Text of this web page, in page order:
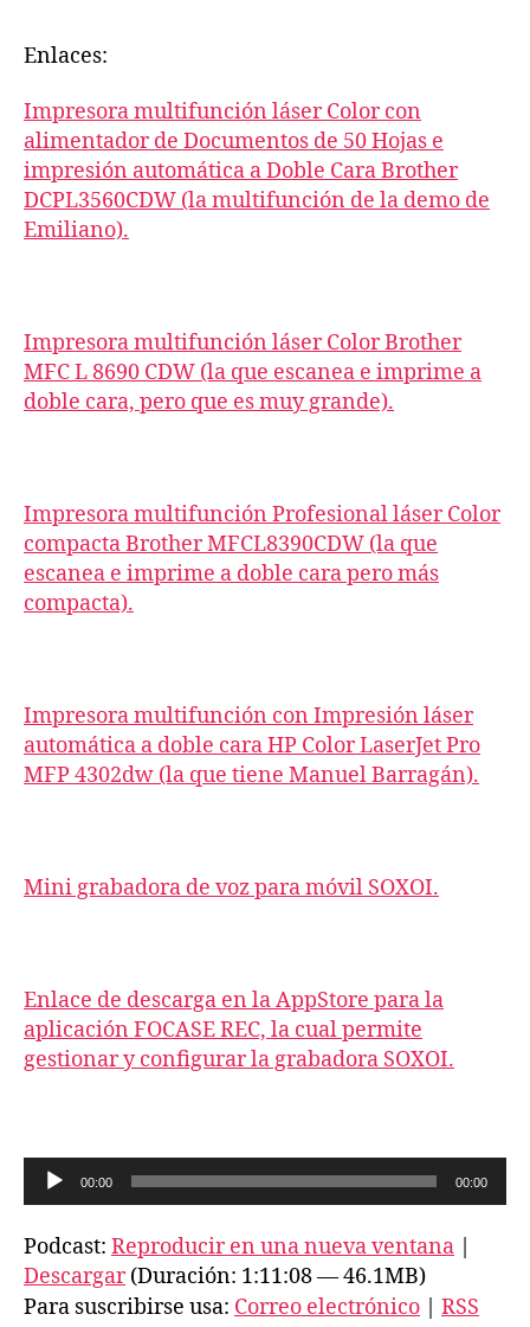
Enlaces:
Impresora multifunción láser Color con
alimentador de Documentos de 50 Hojas e
impresión automática a Doble Cara Brother
DCPL3560CDW (la multifunción de la demo de
Emiliano).
Impresora multifunción láser Color Brother
MFC L 8690 CDW (la que escanea e imprime a
doble cara, pero que es muy grande).
Impresora multifunción Profesional láser Color
compacta Brother MFCL8390CDW (la que
escanea e imprime a doble cara pero más
compacta).
Impresora multifunción con Impresión láser
automática a doble cara HP Color LaserJet Pro
MFP 4302dw (la que tiene Manuel Barragán).
Mini grabadora de voz para móvil SOXOI.
Enlace de descarga en la AppStore para la
aplicación FOCASE REC, la cual permite
gestionar y configurar la grabadora SOXOI.
e
p
r
o
00:00 00:00
Podcast: Reproducir en una nueva ventana |
Descargar(Duración: 1:11:08 — 46.1MB)
Para suscribirse usa: Correo electrónico | RSS